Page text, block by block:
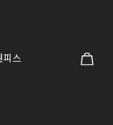
피스